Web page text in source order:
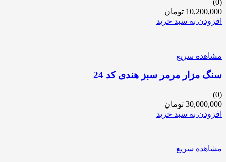
10,200,000 تومان
افزودن به سبد خرید
مشاهده سریع
سنگ مزار مرمر سبز هندی کد 24
(0)
30,000,000 تومان
افزودن به سبد خرید
مشاهده سریع